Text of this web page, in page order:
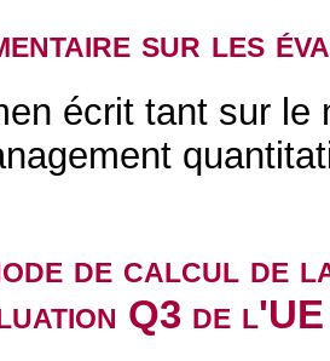
sur les
écrit tant sur le
de calcul de
Q3 de l'UE